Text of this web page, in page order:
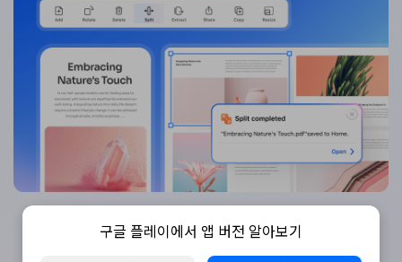
썸네일에서 재배열할 페이지를 빠르게 찾아 원하는 대로 PDF 페이지를 정리하
세요.
구글 플레이에서 앱 버전 알아보기